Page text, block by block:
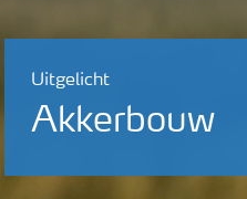
Uitgelicht
Akkerbouw